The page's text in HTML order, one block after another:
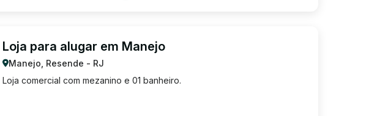
Loja para alugar em Manejo
Manejo, Resende - RJ
Loja comercial com mezanino e 01 banheiro.